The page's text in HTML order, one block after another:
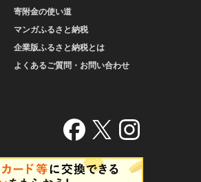
寄附金の使い道
マンガふるさと納税
企業版ふるさと納税とは
よくあるご質問・お問い合わせ